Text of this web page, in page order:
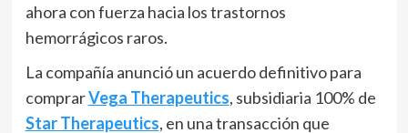
ahora con fuerza hacia los trastornos
hemorrágicos raros.
La compañía anunció un acuerdo definitivo para
comprarVega Therapeutics, subsidiaria 100% de
Star Therapeutics, en una transacción que